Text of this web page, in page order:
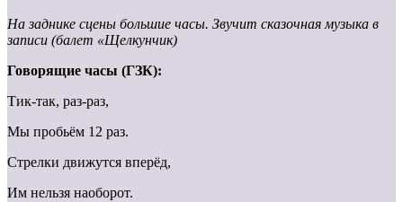
На заднике сцены большие часы. Звучит сказочная музыка в
записи (балет «Щелкунчик)
Говорящие часы (ГЗК):
Тик-так, раз-раз,
Мы пробьём 12 раз.
Стрелки движутся вперёд,
Им нельзя наоборот.